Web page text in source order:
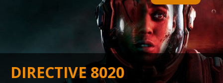
DIRECTIVE 8020